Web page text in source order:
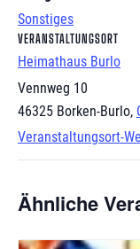
Sonstiges
VERANSTALTUNGSORT
Heimathaus Burlo
Vennweg 10
46325 Borken-Burlo,
Veranstaltungsort-
Ähnliche